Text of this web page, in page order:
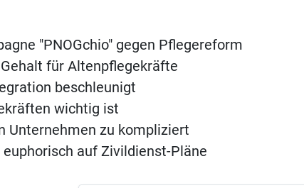
"PNOGchio" gegen Pflegereform
für Altenpflegekräfte
beschleunigt
wichtig ist
Unternehmen zu kompliziert
auf Zivildienst-Pläne